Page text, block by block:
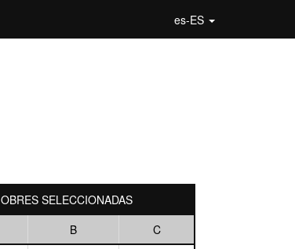
es-ES
OBRES SELECCIONADAS
B
C